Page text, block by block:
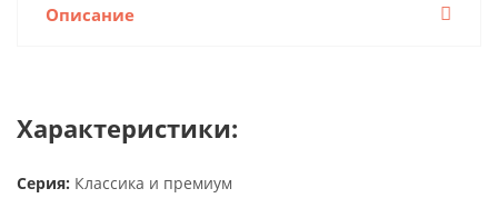
Описание
Характеристики:
Серия: Классика и премиум